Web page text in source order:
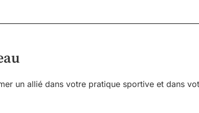
un allié dans votre pratique sportive et dans